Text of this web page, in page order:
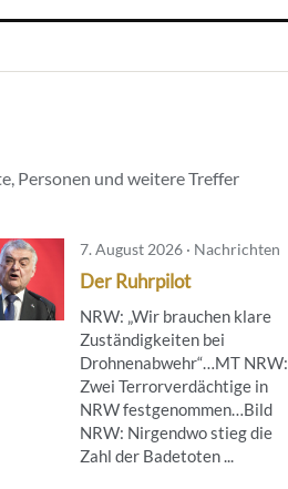
Personen und weitere Treffer
7. August 2026 · Nachrichten
Der Ruhrpilot
NRW: „Wir brauchen klare
Zuständigkeiten bei
Drohnenabwehr“…MT NRW:
Zwei Terrorverdächtige in
NRW festgenommen…Bild
NRW: Nirgendwo stieg die
Zahl der Badetoten ...